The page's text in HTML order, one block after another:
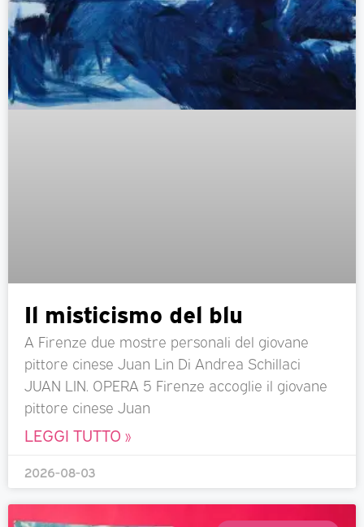
Il misticismo del blu
A Firenze due mostre personali del giovane
pittore cinese Juan Lin Di Andrea Schillaci
JUAN LIN. OPERA 5 Firenze accoglie il giovane
pittore cinese Juan
LEGGI TUTTO »
2026-08-03